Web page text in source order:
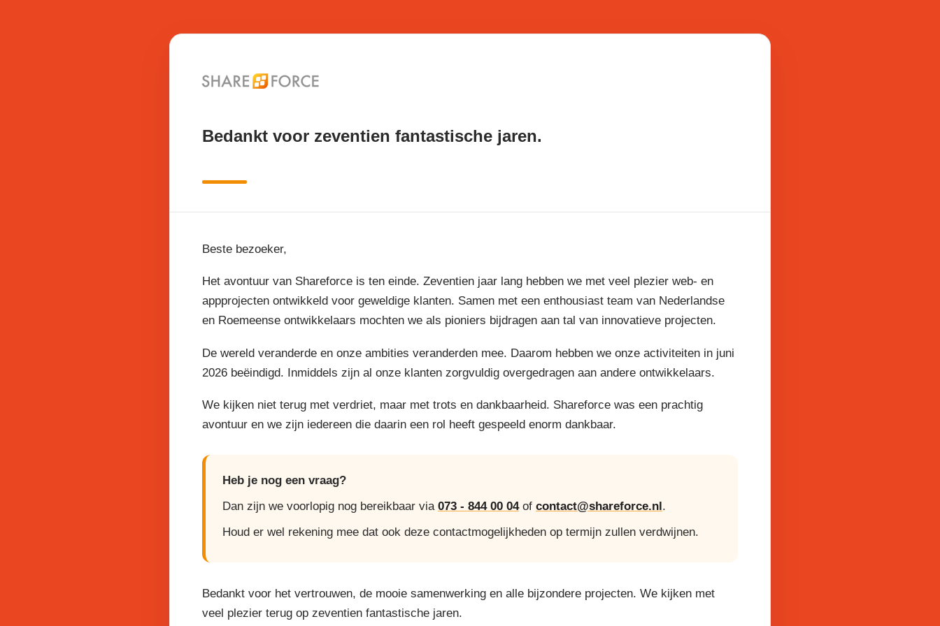
Bedankt voor zeventien fantastische jaren.
Beste bezoeker,
Het avontuur van Shareforce is ten einde. Zeventien jaar lang hebben we met veel plezier web- en
appprojecten ontwikkeld voor geweldige klanten. Samen met een enthousiast team van Nederlandse
en Roemeense ontwikkelaars mochten we als pioniers bijdragen aan tal van innovatieve projecten.
De wereld veranderde en onze ambities veranderden mee. Daarom hebben we onze activiteiten in juni
2026 beëindigd. Inmiddels zijn al onze klanten zorgvuldig overgedragen aan andere ontwikkelaars.
We kijken niet terug met verdriet, maar met trots en dankbaarheid. Shareforce was een prachtig
avontuur en we zijn iedereen die daarin een rol heeft gespeeld enorm dankbaar.
Heb je nog een vraag?
Dan zijn we voorlopig nog bereikbaar via 073 - 844 00 04of contact@shareforce.nl.
Houd er wel rekening mee dat ook deze contactmogelijkheden op termijn zullen verdwijnen.
Bedankt voor het vertrouwen, de mooie samenwerking en alle bijzondere projecten. We kijken met
veel plezier terug op zeventien fantastische jaren.